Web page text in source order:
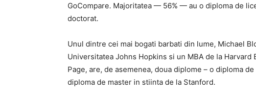
GoCompare. Majoritatea — 56% — au o diploma de
doctorat.
Unul dintre cei mai bogati barbati din lume, Michael
Universitatea Johns Hopkins si un MBA de la
Page, are, de asemenea, doua diplome – o diploma
diploma de master in stiinta de la Stanford.